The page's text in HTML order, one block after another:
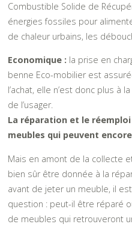
Combustible Solide de
énergies fossiles pour
de chaleur urbains, les
Economique : la prise en
benne Eco-mobilier est
l’achat, elle n’est donc plus à
de l’usager.
La réparation et le
meubles qui peuvent
Mais en amont de la collecte
bien sûr être donnée à la
avant de jeter un meuble, il
question : peut-il être réparé
de meubles qui retrouveront